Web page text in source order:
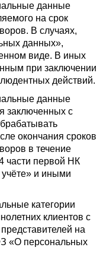
данные
на срок
В случаях,
данных»,
виде. В иных
при заключении
действий.
данные
заключенных с
окончания сроков
в течение
части первой НК
и иными
категории
клиентов с
на
«О персональных